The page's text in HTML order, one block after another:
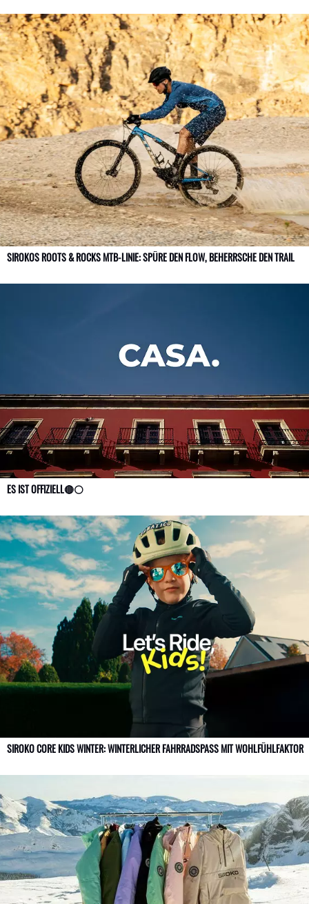
SIROKOS ROOTS & ROCKS MTB-LINIE: SPÜRE DEN FLOW, BEHERRSCHE DEN TRAIL
ES IST OFFIZIELL🔴⚪
SIROKO CORE KIDS WINTER: WINTERLICHER FAHRRADSPASS MIT WOHLFÜHLFAKTOR